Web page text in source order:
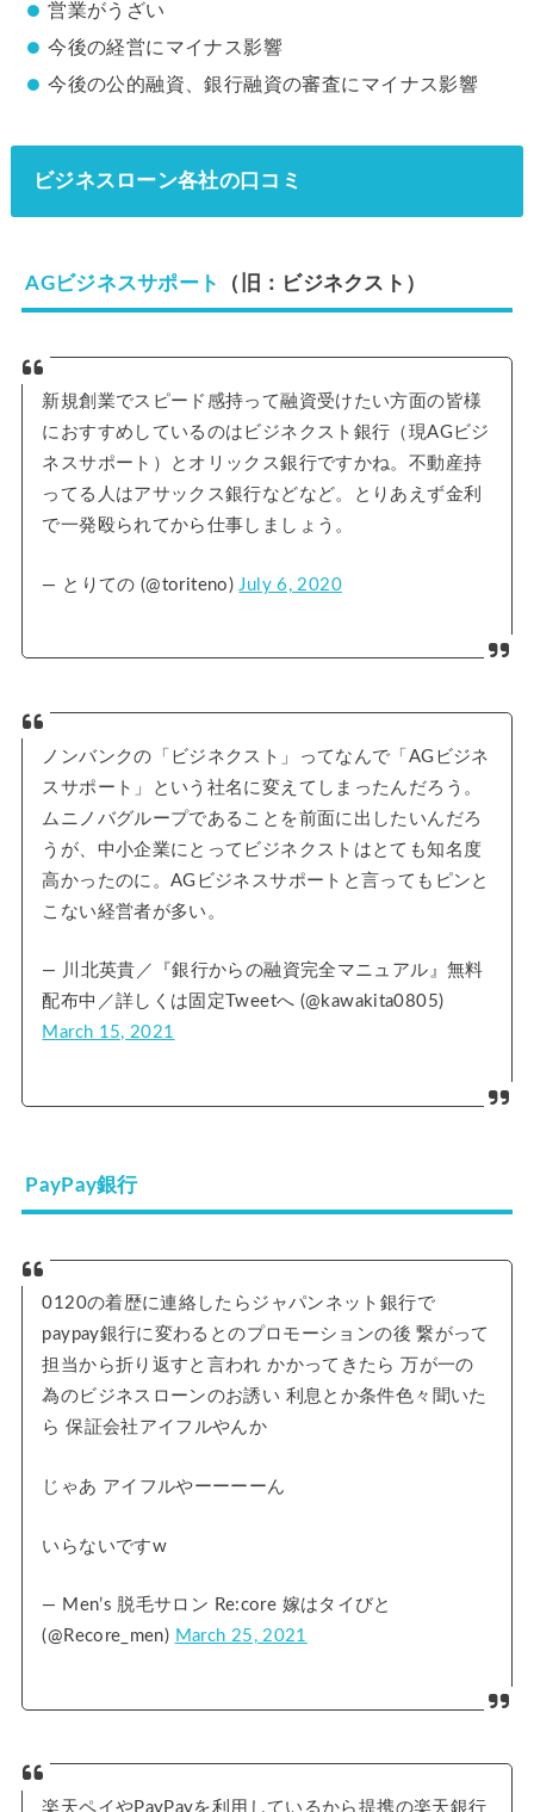
営業がうざい
今後の経営にマイナス影響
今後の公的融資、銀行融資の審査にマイナス影響
ビジネスローン各社の口コミ
AGビジネスサポート （旧：ビジネクスト）
新規創業でスピード感持って融資受けたい方面の皆様
におすすめしているのはビジネクスト銀行（現AGビジ
ネスサポート）とオリックス銀行ですかね。不動産持
ってる人はアサックス銀行などなど。とりあえず金利
で一発殴られてから仕事しましょう。
— とりての (@toriteno) July 6, 2020
ノンバンクの「ビジネクスト」ってなんで「AGビジネ
スサポート」という社名に変えてしまったんだろう。
ムニノバグループであることを前面に出したいんだろ
うが、中小企業にとってビジネクストはとても知名度
高かったのに。AGビジネスサポートと言ってもピンと
こない経営者が多い。
— 川北英貴／『銀行からの融資完全マニュアル』無料
配布中／詳しくは固定Tweetへ (@kawakita0805)
March 15, 2021
PayPay銀行
0120の着歴に連絡したらジャパンネット銀行で
paypay銀行に変わるとのプロモーションの後 繋がって
担当から折り返すと言われ かかってきたら 万が一の
為のビジネスローンのお誘い 利息とか条件色々聞いた
ら 保証会社アイフルやんか
じゃあ アイフルやーーーーん
いらないですw
— Men’s 脱毛サロン Re:core 嫁はタイびと
(@Recore_men) March 25, 2021
楽天ペイやPayPayを利用しているから提携の楽天銀行